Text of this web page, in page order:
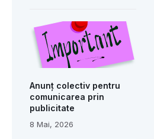
Anunț colectiv pentru
comunicarea prin
publicitate
8 Mai, 2026